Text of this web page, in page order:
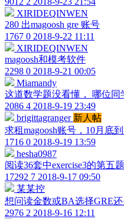
XIRIDEQINWEN
280 出magoosh gre 账号
1767 0 2018-9-22 11:11
XIRIDEQINWEN
magoosh和模考软件
2298 0 2018-9-21 00:05
Miamandy
这道数学题没看懂， 哪位同
2086 4 2018-9-19 23:49
brigittagranger 新人帖
求租magoosh账号，10月底
1716 0 2018-9-19 13:59
hesha0987
阅读36套中exercise3的第五
17292 7 2018-9-17 09:50
某某控
想问读金数或BA选择GRE还
2976 2 2018-9-16 12:11